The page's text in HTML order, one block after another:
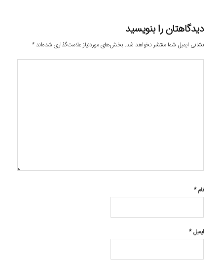
دیدگاهتان را بنویسید
نشانی ایمیل شما منتشر نخواهد شد. بخش‌های موردنیاز علامت‌گذاری شده‌اند*
نام*
ایمیل*